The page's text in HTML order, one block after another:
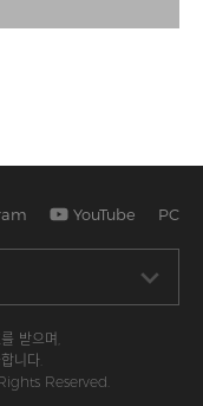
YouTube PC
받으며,
니다.
Reserved.